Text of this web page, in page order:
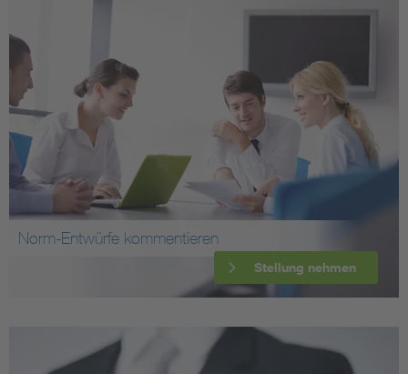
Norm-Entwürfe kommentieren
Stellung nehmen